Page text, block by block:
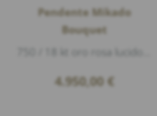
Pendente Mikado
Bouquet
4.950,00 €